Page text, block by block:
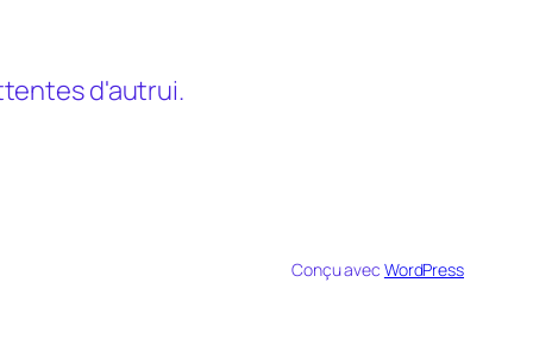
d'autrui.
Conçu avec WordPress